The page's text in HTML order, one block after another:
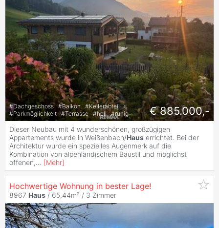
#Dachgeschoss #Balkon #Kellerabteil
#Parkmöglichkeit #Terrasse #hell #ruhig € 885.000,-
Dieser Neubau mit 4 wunderschönen, großzügigen
Appartements wurde in Weißenbach/Haus errichtet. Bei der
Architektur wurde ein spezielles Augenmerk auf die
Kombination von alpenländischem Baustil und möglichst
offenen,... [Mehr]
Hochwertige Wohnung in bester Lage!
8967 Haus / 65,44m² / 3 Zimmer